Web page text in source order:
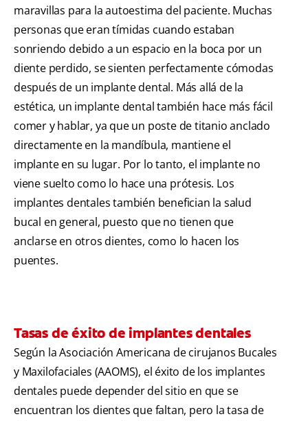
maravillas para la autoestima del paciente. Muchas
personas que eran tímidas cuando estaban
sonriendo debido a un espacio en la boca por un
diente perdido, se sienten perfectamente cómodas
después de un implante dental. Más allá de la
estética, un implante dental también hace más fácil
comer y hablar, ya que un poste de titanio anclado
directamente en la mandíbula, mantiene el
implante en su lugar. Por lo tanto, el implante no
viene suelto como lo hace una prótesis. Los
implantes dentales también benefician la salud
bucal en general, puesto que no tienen que
anclarse en otros dientes, como lo hacen los
puentes.
Tasas de éxito de implantes dentales
Según la Asociación Americana de cirujanos Bucales
y Maxilofaciales (AAOMS), el éxito de los implantes
dentales puede depender del sitio en que se
encuentran los dientes que faltan, pero la tasa de